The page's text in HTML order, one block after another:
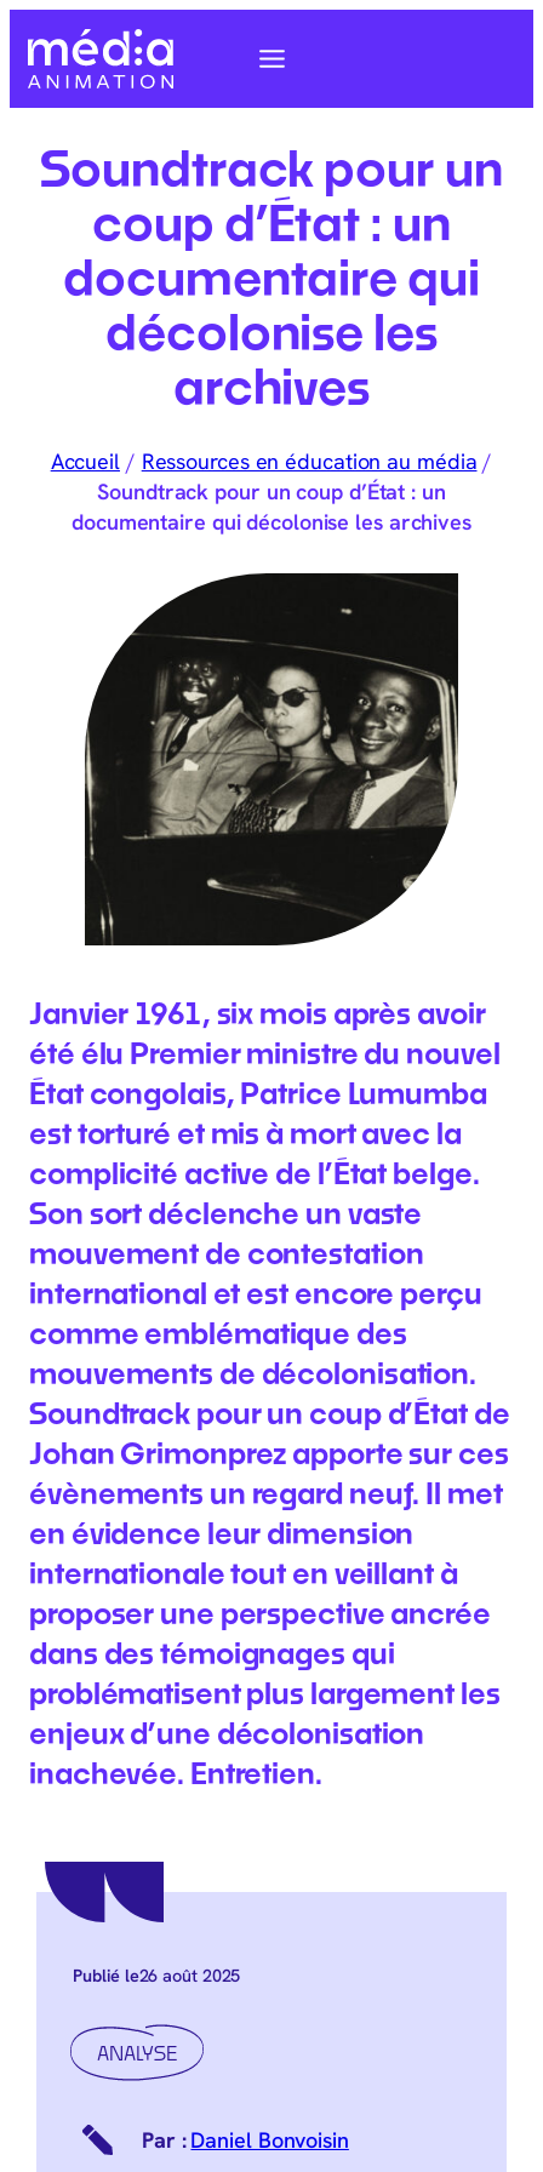
Soundtrack pour un
coup d’État : un
documentaire qui
décolonise les
archives
Accueil/ Ressources en éducation au média /
Soundtrack pour un coup d’État : un
documentaire qui décolonise les archives
Janvier 1961, six mois après avoir
été élu Premier ministre du nouvel
État congolais, Patrice Lumumba
est torturé et mis à mort avec la
complicité active de l’État belge.
Son sort déclenche un vaste
mouvement de contestation
international et est encore perçu
comme emblématique des
mouvements de décolonisation.
Soundtrack pour un coup d’État de
Johan Grimonprez apporte sur ces
évènements un regard neuf. Il met
en évidence leur dimension
internationale tout en veillant à
proposer une perspective ancrée
dans des témoignages qui
problématisent plus largement les
enjeux d’une décolonisation
inachevée. Entretien.
Publié le26 août 2025
ANALYSE
Daniel Bonvoisin